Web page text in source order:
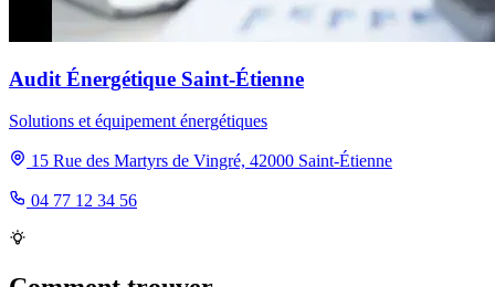
Audit Énergétique Saint-Étienne
Solutions et équipement énergétiques
15 Rue des Martyrs de Vingré, 42000 Saint-Étienne
04 77 12 34 56